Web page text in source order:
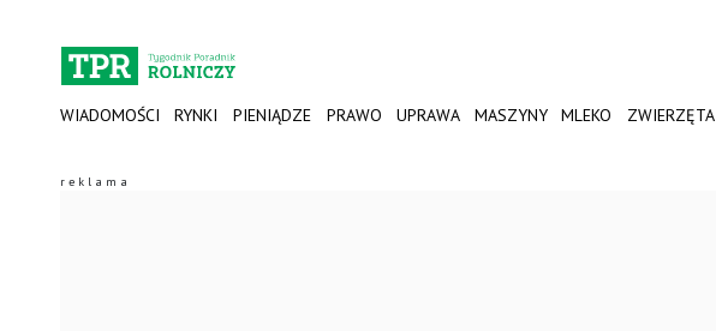
WIADOMOŚCI RYNKI PIENIĄDZE PRAWO UPRAWA MASZYNY MLEKO ZWIERZĘTA